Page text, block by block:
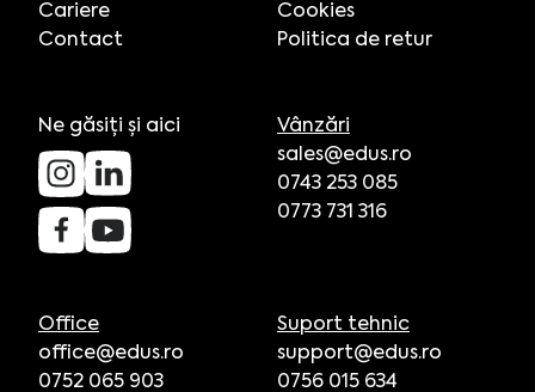
Cariere
Contact
Cookies
Politica de retur
Ne găsiți și aici
Vânzări
sales@edus.ro
0743 253 085
0773 731 316
Office
office@edus.ro
0752 065 903
Suport tehnic
support@edus.ro
0756 015 634